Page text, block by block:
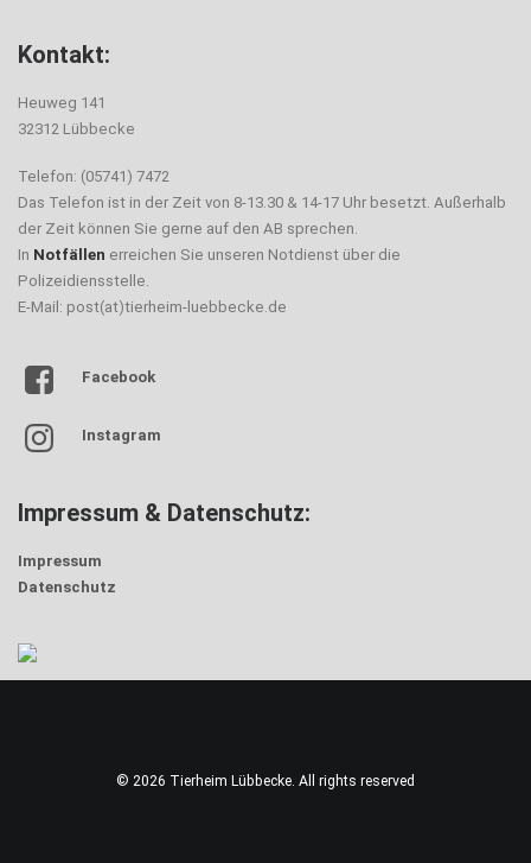
Kontakt:
Heuweg 141
32312 Lübbecke
Telefon: (05741) 7472
Das Telefon ist in der Zeit von 8-13.30 & 14-17 Uhr besetzt. Außerhalb
der Zeit können Sie gerne auf den AB sprechen.
In Notfällen erreichen Sie unseren Notdienst über die
Polizeidiensstelle.
E-Mail: post(at)tierheim-luebbecke.de
Facebook
Instagram
Impressum & Datenschutz:
Impressum
Datenschutz
© 2026 Tierheim Lübbecke. All rights reserved